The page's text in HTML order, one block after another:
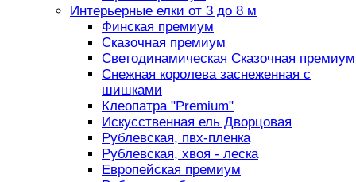
Интерьерные елки от 3 до 8 м
Финская премиум
Сказочная премиум
Светодинамическая Сказочная премиум
Снежная королева заснеженная с
шишками
Клеопатра "Premium"
Искусственная ель Дворцовая
Рублевская, пвх-пленка
Рублевская, хвоя - леска
Европейская премиум